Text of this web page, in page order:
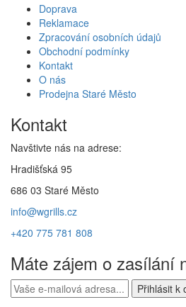
Doprava
Reklamace
Zpracování osobních údajů
Obchodní podmínky
Kontakt
O nás
Prodejna Staré Město
Kontakt
Navštivte nás na adrese:
Hradišťská 95
686 03 Staré Město
info@wgrills.cz
+420 775 781 808
Máte zájem o zasílání